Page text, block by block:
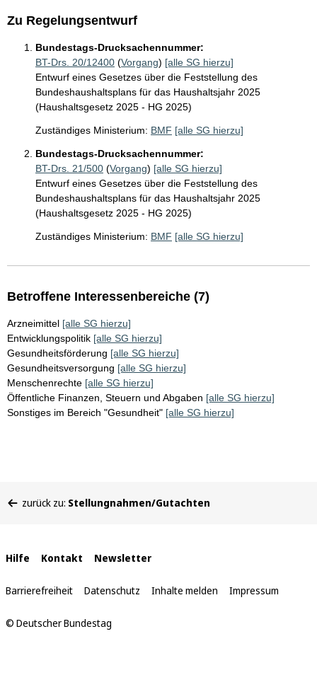
Zu Regelungsentwurf
Bundestags-Drucksachennummer:
BT-Drs. 20/12400 (Vorgang) [alle SG hierzu]
Entwurf eines Gesetzes über die Feststellung des
Bundeshaushaltsplans für das Haushaltsjahr 2025
(Haushaltsgesetz 2025 - HG 2025)
Zuständiges Ministerium: BMF [alle SG hierzu]
Bundestags-Drucksachennummer:
BT-Drs. 21/500 (Vorgang) [alle SG hierzu]
Entwurf eines Gesetzes über die Feststellung des
Bundeshaushaltsplans für das Haushaltsjahr 2025
(Haushaltsgesetz 2025 - HG 2025)
Zuständiges Ministerium: BMF [alle SG hierzu]
Betroffene Interessenbereiche (7)
Arzneimittel [alle SG hierzu]
Entwicklungspolitik [alle SG hierzu]
Gesundheitsförderung [alle SG hierzu]
Gesundheitsversorgung [alle SG hierzu]
Menschenrechte [alle SG hierzu]
Öffentliche Finanzen, Steuern und Abgaben [alle SG hierzu]
Sonstiges im Bereich "Gesundheit" [alle SG hierzu]
befinden
zurück zu: Stellungnahmen/Gutachten
Interne
Links
Hilfe Kontakt Newsletter
Barrierefreiheit Datenschutz Inhalte melden Impressum
© Deutscher Bundestag